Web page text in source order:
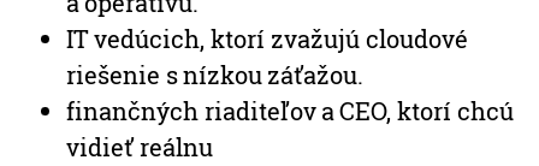
IT vedúcich, ktorí zvažujú cloudové
riešenie s nízkou záťažou.
finančných riaditeľov a CEO, ktorí chcú
vidieť reálnu